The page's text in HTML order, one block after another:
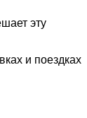
эту
и поездках